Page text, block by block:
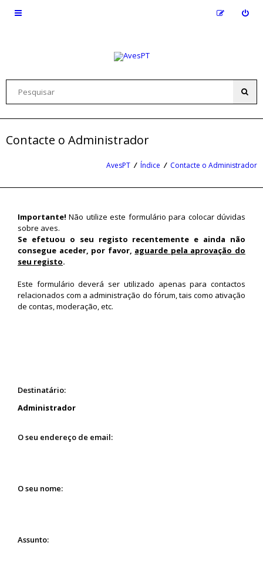
Contacte o Administrador
AvesPT Índice Contacte o Administrador
Importante! Não utilize este formulário para colocar dúvidas
sobre aves.
Se efetuou o seu registo recentemente e ainda não
consegue aceder, por favor, aguarde pela aprovação do
seu registo.
Este formulário deverá ser utilizado apenas para contactos
relacionados com a administração do fórum, tais como ativação
de contas, moderação, etc.
Destinatário:
Administrador
O seu endereço de email:
O seu nome:
Assunto: